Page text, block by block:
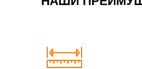
По Москве в пределах МКАД в
время 3 500 руб.